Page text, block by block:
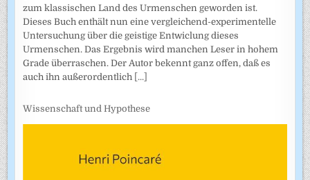
zum klassischen Land des Urmenschen geworden ist.
Dieses Buch enthält nun eine vergleichend-experimentelle
Untersuchung über die geistige Entwiclung dieses
Urmenschen. Das Ergebnis wird manchen Leser in hohem
Grade überraschen. Der Autor bekennt ganz offen, daß es
auch ihn außerordentlich [...]
Wissenschaft und Hypothese